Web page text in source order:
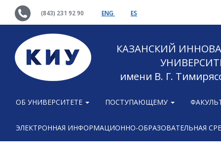
(843) 231 92 90 ENG ES
КАЗАНСКИЙ
имени В. Г.
ОБ УНИВЕРСИТЕТЕ ПОСТУПАЮЩЕМУ
ЭЛЕКТРОННАЯ ИНФОРМАЦИОННО-ОБРАЗОВАТЕЛЬНАЯ